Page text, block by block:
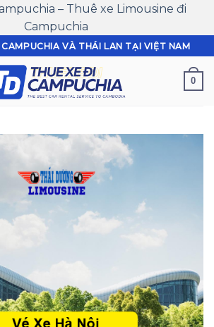
– Thuê xe Limousine đi
Campuchia
VÀ THÁI LAN TẠI VIỆT NAM
0